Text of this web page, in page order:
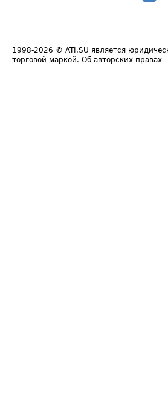
1998-2026 © ATI.SU является
торговой маркой. Об авторских правах